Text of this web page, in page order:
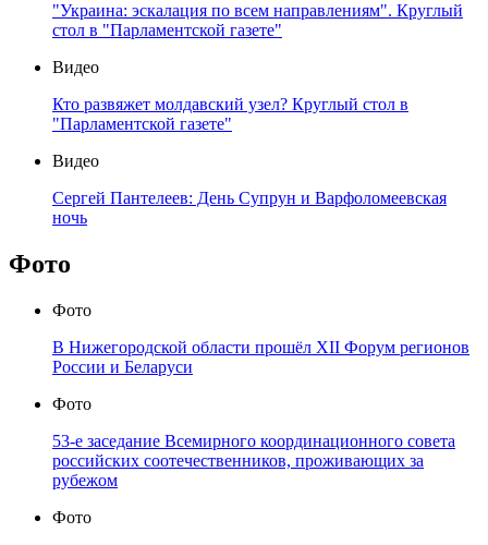
"Украина: эскалация по всем направлениям". Круглый
стол в "Парламентской газете"
Видео
Кто развяжет молдавский узел? Круглый стол в
"Парламентской газете"
Видео
Сергей Пантелеев: День Супрун и Варфоломеевская
ночь
Фото
Фото
В Нижегородской области прошёл XII Форум регионов
России и Беларуси
Фото
53-е заседание Всемирного координационного совета
российских соотечественников, проживающих за
рубежом
Фото